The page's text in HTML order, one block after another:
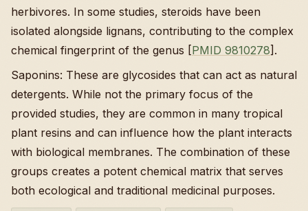
herbivores. In some studies, steroids have been
isolated alongside lignans, contributing to the complex
chemical fingerprint of the genus [PMID 9810278].
Saponins: These are glycosides that can act as natural
detergents. While not the primary focus of the
provided studies, they are common in many tropical
plant resins and can influence how the plant interacts
with biological membranes. The combination of these
groups creates a potent chemical matrix that serves
both ecological and traditional medicinal purposes.